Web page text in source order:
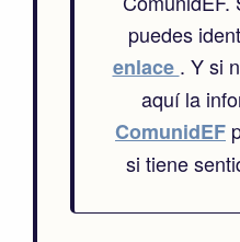
puedes
enlace . Y si
aquí la
ComunidEF
si tiene